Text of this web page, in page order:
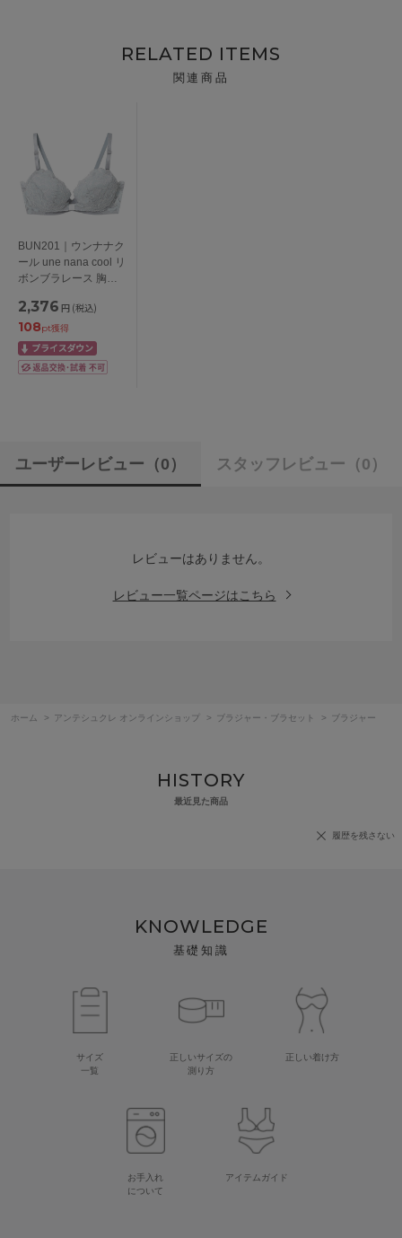
RELATED ITEMS
関連商品
BUN201｜ウンナナク
ール une nana cool リ
ボンブラレース 胸も
動いても、キレイはつ
づく～ ブラジャー単
品 ABCDEFFカップ
アンダー 65/70/75cm
2,376 円 (税込)
108pt獲得
ユーザーレビュー （0） スタッフレビュー （0）
レビューはありません。
レビュー一覧ページはこちら
ホーム > アンテシュクレ オンラインショップ > ブラジャー・ブラセット > ブラジャー
HISTORY
最近見た商品
履歴を残さない
KNOWLEDGE
基礎知識
サイズ
一覧
正しいサイズの
測り方
正しい着け方
お手入れ
について
アイテムガイド